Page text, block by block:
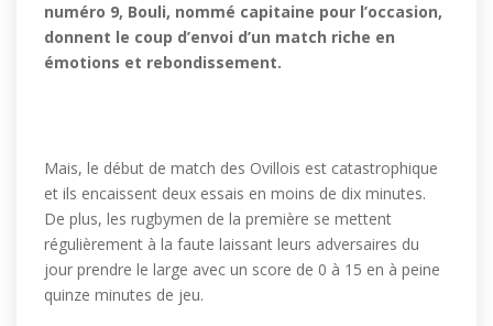
numéro 9, Bouli, nommé capitaine pour l’occasion,
donnent le coup d’envoi d’un match riche en
émotions et rebondissement.
Mais, le début de match des Ovillois est catastrophique
et ils encaissent deux essais en moins de dix minutes.
De plus, les rugbymen de la première se mettent
régulièrement à la faute laissant leurs adversaires du
jour prendre le large avec un score de 0 à 15 en à peine
quinze minutes de jeu.